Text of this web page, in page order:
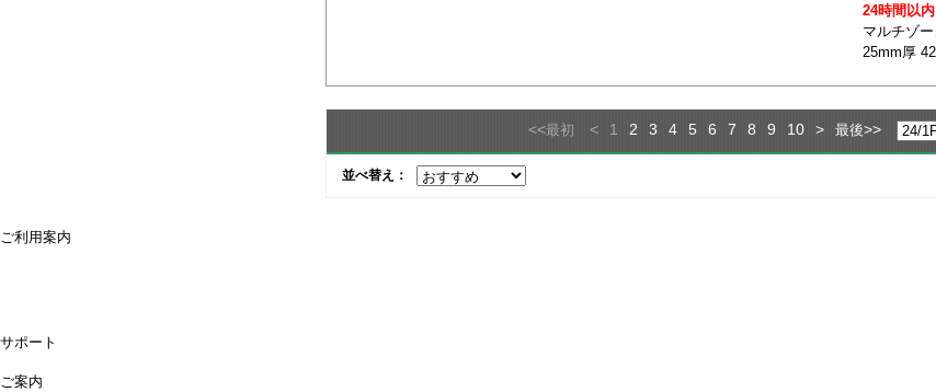
24時間以内
マルチゾ
25mm厚
<<最初 < 1 2 3 4 5 6 7 8 9 10 > 最後>>
並べ替え：
ご利用案内
サポート
ご案内